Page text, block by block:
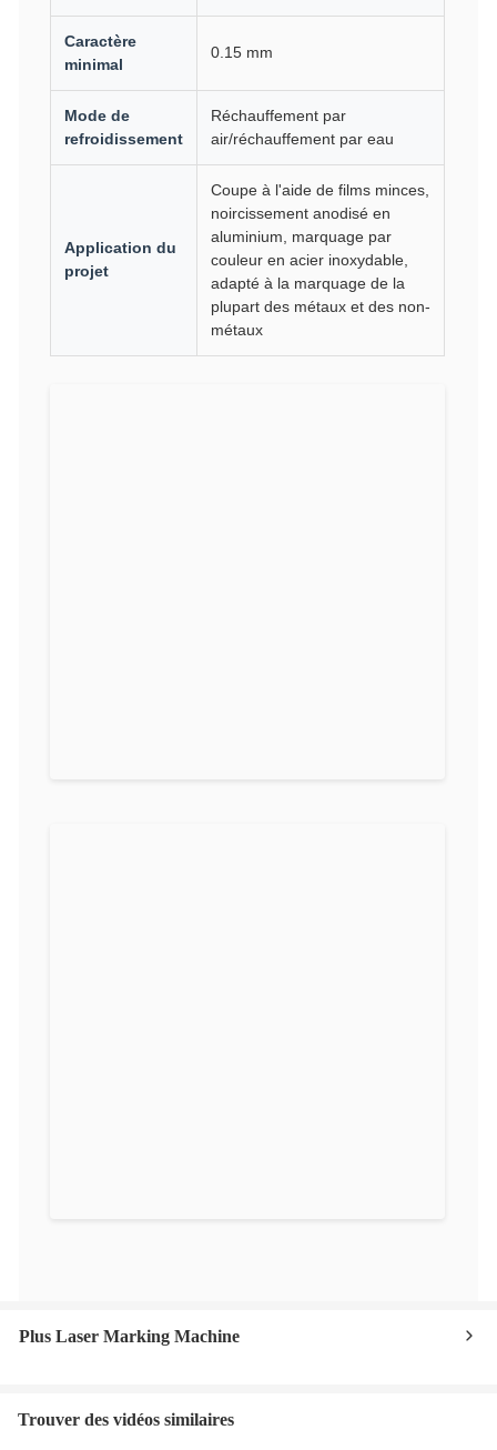
Caractère
minimal
0.15 mm
Mode de
refroidissement
Réchauffement par
air/réchauffement par eau
Application du
projet
Coupe à l'aide de films minces,
noircissement anodisé en
aluminium, marquage par
couleur en acier inoxydable,
adapté à la marquage de la
plupart des métaux et des non-
métaux
Plus Laser Marking Machine
Trouver des vidéos similaires